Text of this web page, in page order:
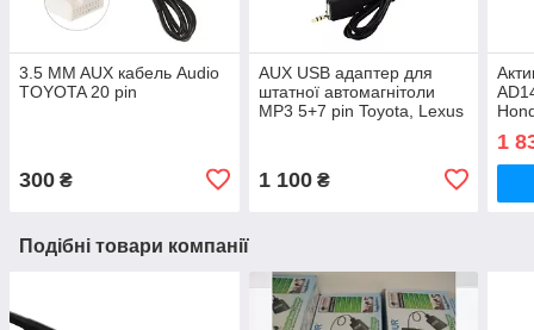
3.5 MM AUX кабель Audio
TOYOTA 20 pin
300 ₴
AUX USB адаптер для
штатної автомагнітоли
MP3 5+7 pin Toyota, Lexus
1 100₴
1
Подібні товари компанії